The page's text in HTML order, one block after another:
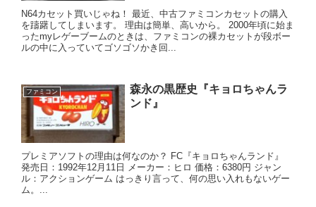
N64カセット買いじゃね！ 最近、中古ファミコンカセットの購入
を躊躇してしまいます。 理由は簡単、高いから。 2000年頃に始ま
ったmyレゲーブームのときは、ファミコンの裸カセットが段ボー
ルの中に入っていてゴソゴソかき回...
ファミコン
森永の黒歴史『キョロちゃんラ
ンド』
プレミアソフトの理由は何なのか？ FC『キョロちゃんランド』
発売日：1992年12月11日 メーカー：ヒロ 価格：6380円 ジャン
ル：アクションゲーム はっきり言って、何の思い入れもないゲー
ム。...